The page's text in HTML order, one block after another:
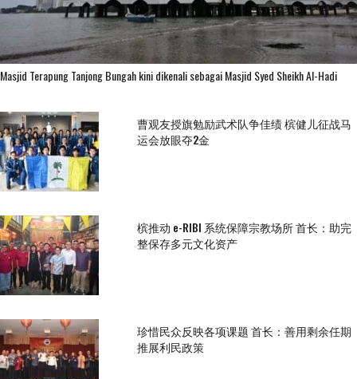
Masjid Terapung Tanjong Bungah kini dikenali sebagai Masjid Syed Sheikh Al-Hadi
曹观友授旗勉励武术队争佳绩 槟健儿征战马
运会放眼夺2金
槟推动 e-RIBI 系统保障宗教场所 首长：助完
整保存多元文化资产
珍惜民众反映各项课题 首长：善用剩余任期
推展利民政策